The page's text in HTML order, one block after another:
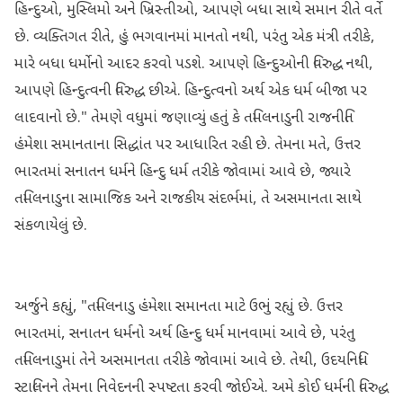
હિન્દુઓ, મુસ્લિમો અને ખ્રિસ્તીઓ, આપણે બધા સાથે સમાન રીતે વર્તે
છે. વ્યક્તિગત રીતે, હું ભગવાનમાં માનતો નથી, પરંતુ એક મંત્રી તરીકે,
મારે બધા ધર્મોનો આદર કરવો પડશે. આપણે હિન્દુઓની વિરુદ્ધ નથી,
આપણે હિન્દુત્વની વિરુદ્ધ છીએ. હિન્દુત્વનો અર્થ એક ધર્મ બીજા પર
લાદવાનો છે." તેમણે વધુમાં જણાવ્યું હતું કે તમિલનાડુની રાજનીતિ
હંમેશા સમાનતાના સિદ્ધાંત પર આધારિત રહી છે. તેમના મતે, ઉત્તર
ભારતમાં સનાતન ધર્મને હિન્દુ ધર્મ તરીકે જોવામાં આવે છે, જ્યારે
તમિલનાડુના સામાજિક અને રાજકીય સંદર્ભમાં, તે અસમાનતા સાથે
સંકળાયેલું છે.
અર્જુને કહ્યું, "તમિલનાડુ હંમેશા સમાનતા માટે ઉભું રહ્યું છે. ઉત્તર
ભારતમાં, સનાતન ધર્મનો અર્થ હિન્દુ ધર્મ માનવામાં આવે છે, પરંતુ
તમિલનાડુમાં તેને અસમાનતા તરીકે જોવામાં આવે છે. તેથી, ઉદયનિધિ
સ્ટાલિનને તેમના નિવેદનની સ્પષ્ટતા કરવી જોઈએ. અમે કોઈ ધર્મની વિરુદ્ધ